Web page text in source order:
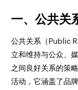
一、公共关
公共关系（Public
立和维持与公众、
之间良好关系的策
活动，它涵盖了品